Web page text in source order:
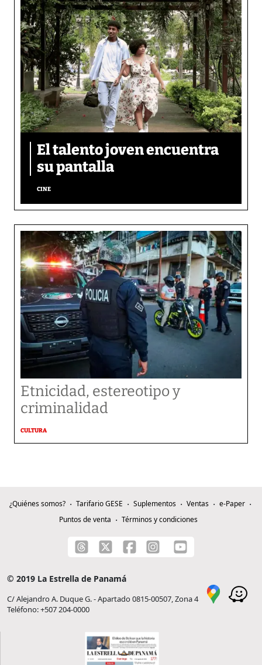
El talento joven encuentra
su pantalla​
CINE
Etnicidad, estereotipo y
criminalidad
CULTURA
¿Quiénes somos? Tarifario GESE Suplementos Ventas
e-Paper
Puntos de venta
Términos y condiciones
© 2019 La Estrella de Panamá
C/ Alejandro A. Duque G. - Apartado 0815-00507, Zona 4
Teléfono: +507 204-0000